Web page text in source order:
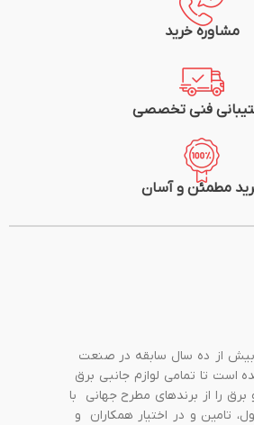
مشاوره خرید
فنی تخصصی
مطمئن و آسان
بیش از ده سال سابقه در صنعت
است تا تمامی لوازم جانبی برق
را از برندهای مطرح جهانی با
تامین و در اختیار همکاران و